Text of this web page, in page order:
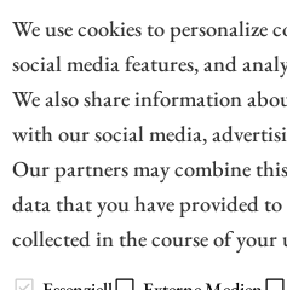
We use cookies to personalize
social media features, and
We also share information
with our social media,
Our partners may combine
data that you have provided
collected in the course of your
// zukunftsbilanzen.de 2026